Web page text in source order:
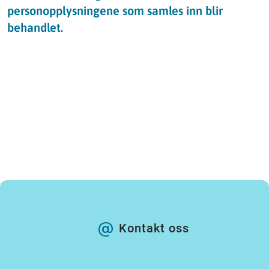
personopplysningene som samles inn blir
behandlet.
Kontakt oss